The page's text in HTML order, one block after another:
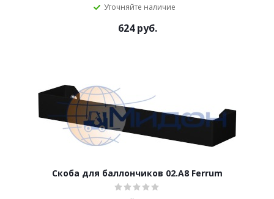
Уточняйте наличие
624руб.
Скоба для баллончиков 02.А8 Ferrum